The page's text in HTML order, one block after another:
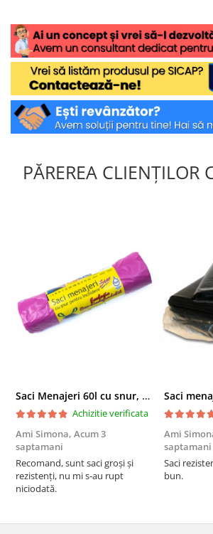
PĂREREA CLIENȚILOR
Saci Menajeri 60l cu snur, Roz, 10buc/rola
Achizitie verificata
Ami Simona, Acum 3
saptamani
Recomand, sunt saci groși și
rezistenți, nu mi s-au rupt
niciodată.
Ami
saptamani
Saci
bun.